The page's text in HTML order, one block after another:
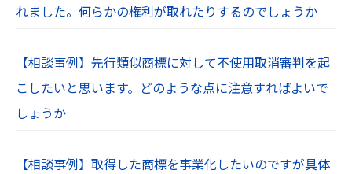
れました。何らかの権利が取れたりするのでしょうか
【相談事例】先行類似商標に対して不使用取消審判を起
こしたいと思います。どのような点に注意すればよいで
しょうか
【相談事例】取得した商標を事業化したいのですが具体